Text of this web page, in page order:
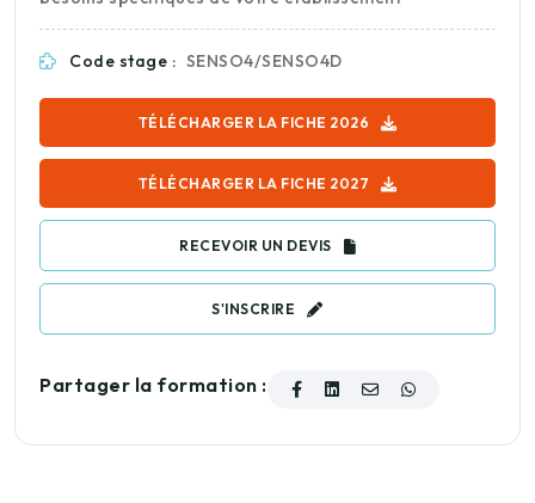
Code stage : SENSO4/SENSO4D
TÉLÉCHARGER LA FICHE 2026
TÉLÉCHARGER LA FICHE 2027
RECEVOIR UN DEVIS
S'INSCRIRE
Partager la formation :